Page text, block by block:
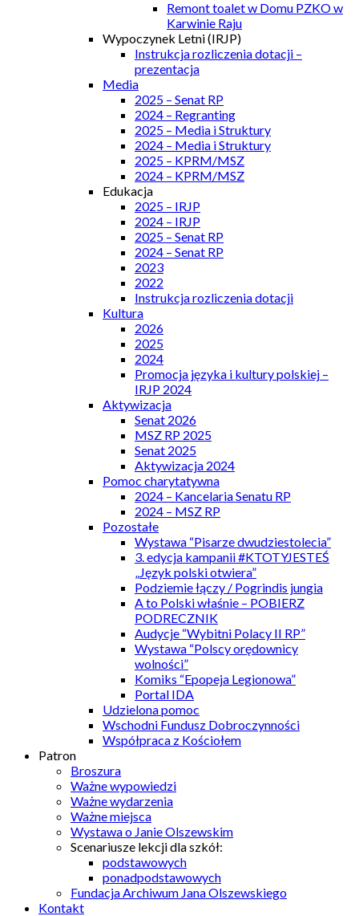
Remont toalet w Domu PZKO w
Karwinie Raju
Wypoczynek Letni (IRJP)
Instrukcja rozliczenia dotacji –
prezentacja
Media
2025 – Senat RP
2024 – Regranting
2025 – Media i Struktury
2024 – Media i Struktury
2025 – KPRM/MSZ
2024 – KPRM/MSZ
Edukacja
2025 – IRJP
2024 – IRJP
2025 – Senat RP
2024 – Senat RP
2023
2022
Instrukcja rozliczenia dotacji
Kultura
2026
2025
2024
Promocja języka i kultury polskiej –
IRJP 2024
Aktywizacja
Senat 2026
MSZ RP 2025
Senat 2025
Aktywizacja 2024
Pomoc charytatywna
2024 – Kancelaria Senatu RP
2024 – MSZ RP
Pozostałe
Wystawa “Pisarze dwudziestolecia”
3. edycja kampanii #KTOTYJESTEŚ
„Język polski otwiera”
Podziemie łączy / Pogrindis jungia
A to Polski właśnie – POBIERZ
PODRECZNIK
Audycje “Wybitni Polacy II RP”
Wystawa “Polscy orędownicy
wolności”
Komiks “Epopeja Legionowa”
Portal IDA
Udzielona pomoc
Wschodni Fundusz Dobroczynności
Współpraca z Kościołem
Patron
Broszura
Ważne wypowiedzi
Ważne wydarzenia
Ważne miejsca
Wystawa o Janie Olszewskim
Scenariusze lekcji dla szkół:
podstawowych
ponadpodstawowych
Fundacja Archiwum Jana Olszewskiego
Kontakt